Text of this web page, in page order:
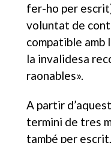
fer-ho per
voluntat de
compatible amb
la invalidesa
raonables».
A partir
termini de tres
també per